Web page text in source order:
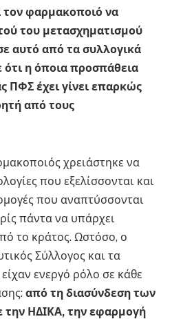
τον φαρμακοποιό να
του μετασχηματισμού
αυτό από τα συλλογικά
η όποια προσπάθεια
ΠΦΣ έχει γίνει επαρκώς
από τους
χρειάστηκε να
που εξελίσσονται και
που αναπτύσσονται
πάντα να υπάρχει
το κράτος. Ωστόσο, ο
Σύλλογος και τα
ενεργό ρόλο σε κάθε
από τη διασύνδεση των
ΗΔΙΚΑ, την εφαρμογή